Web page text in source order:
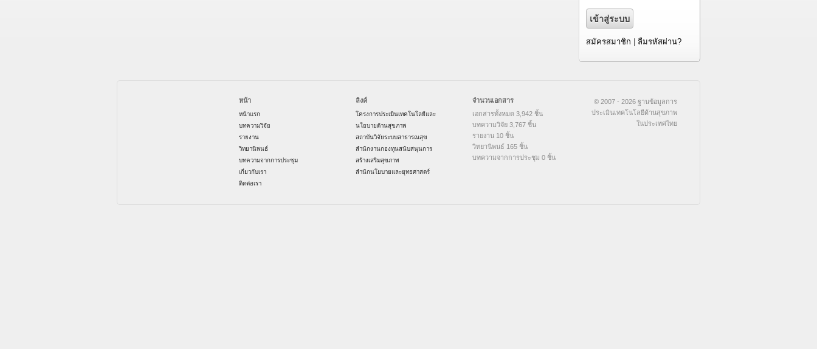
สมัครสมาชิก ลืมรหัสผ่าน?
หน้า
หน้าแรก
บทความวิจัย
รายงาน
วิทยานิพนธ์
บทความจากการประชุม
เกี่ยวกับเรา
ติดต่อเรา
ลิงค์
โครงการประเมินเทคโนโลยีและ
นโยบายด้านสุขภาพ
สถาบันวิจัยระบบสาธารณสุข
สำนักงานกองทุนสนับสนุนการ
สร้างเสริมสุขภาพ
สำนักนโยบายและยุทธศาสตร์
จำนวนเอกสาร
เอกสารทั้งหมด 3,942 ชิ้น
บทความวิจัย 3,767 ชิ้น
รายงาน 10 ชิ้น
วิทยานิพนธ์ 165 ชิ้น
บทความจากการประชุม 0 ชิ้น
© 2007 - 2026 ฐานข้อมูลการ
ประเมินเทคโนโลยีด้านสุขภาพ
ในประเทศไทย